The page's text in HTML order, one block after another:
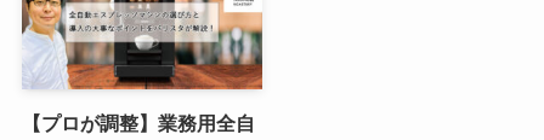
【プロが調整】業務用全自